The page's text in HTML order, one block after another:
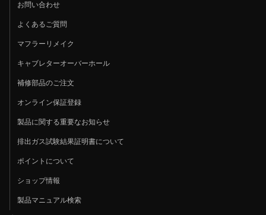
お問い合わせ
よくあるご質問
マフラーリメイク
キャブレターオーバーホール
補修部品のご注文
オンライン保証登録
製品に関する重要なお知らせ
排出ガス試験結果証明書について
ポイントについて
ショップ情報
製品マニュアル検索